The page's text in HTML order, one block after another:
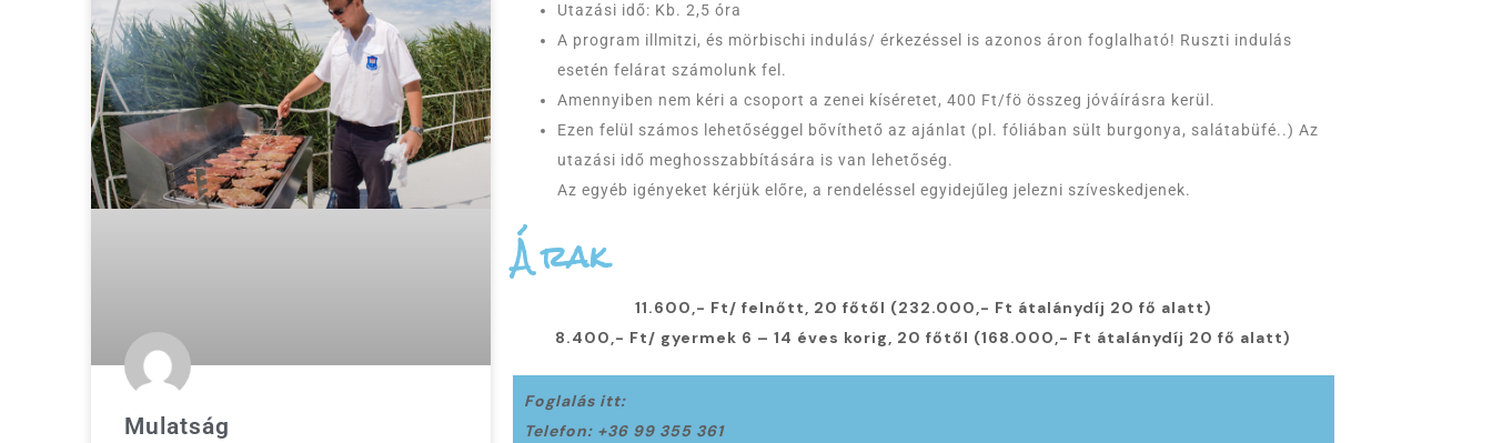
Mulatság
Utazási idő: Kb. 2,5 óra
A program illmitzi, és mörbischi indulás/ érkezéssel is azonos áron foglalható! Ruszti indulás
esetén felárat számolunk fel.
Amennyiben nem kéri a csoport a zenei kíséretet, 400 Ft/fö összeg jóváírásra kerül.
Ezen felül számos lehetőséggel bővíthető az ajánlat (pl. fóliában sült burgonya, salátabüfé..) Az
utazási idő meghosszabbítására is van lehetőség.
Az egyéb igényeket kérjük előre, a rendeléssel egyidejűleg jelezni szíveskedjenek.
Árak
11.600,- Ft/ felnőtt, 20 főtől (232.000,- Ft átalánydíj 20 fő alatt)
8.400,- Ft/ gyermek 6 – 14 éves korig, 20 főtől (168.000,- Ft átalánydíj 20 fő alatt)
Foglalás itt:
Telefon: +36 99 355 361